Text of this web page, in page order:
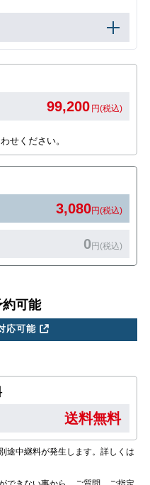
99,200 円(税込)
せください。
3,080円(税込)
0円(税込)
可能
応可能
送料無料
途中継料が発生します。詳しくは